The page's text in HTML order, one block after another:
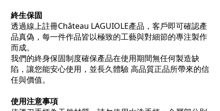
終生保固
透過線上註冊Château LAGUIOLE產品，客戶即可確認產
品真偽，每一件作品皆以極致的工藝與對細節的專注製作
而成。
我們的終身保固制度確保產品在使用期間無任何製造缺
陷，讓您能安心使用，並長久體驗 高品質正品所帶來的信
任與價值。
使用注意事項